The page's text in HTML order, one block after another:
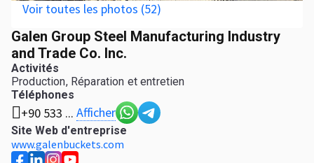
Galen Group Steel Manufacturing Industry
and Trade Co. Inc.
Activités
Production, Réparation et entretien
Téléphones
+90 533 ... Afficher
Site Web d'entreprise
www.galenbuckets.com
Voir toutes les photos (52)